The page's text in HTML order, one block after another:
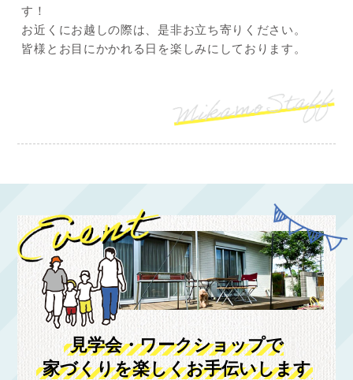
す！
お近くにお越しの際は、是非お立ち寄りください。
皆様とお目にかかれる日を楽しみにしております。
見学会・ワークショップで
家づくりを楽しくお手伝いします